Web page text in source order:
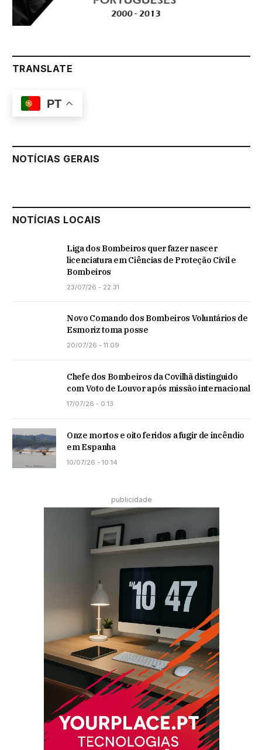
TRANSLATE
PT
NOTÍCIAS GERAIS
NOTÍCIAS LOCAIS
Liga dos Bombeiros quer fazer nascer
licenciatura em Ciências de Proteção Civil e
Bombeiros
23/07/26 - 22:31
Novo Comando dos Bombeiros Voluntários de
Esmoriz toma posse
20/07/26 - 11:09
Chefe dos Bombeiros da Covilhã distinguido
com Voto de Louvor após missão internacional
17/07/26 - 0:13
Onze mortos e oito feridos a fugir de incêndio
em Espanha
10/07/26 - 10:14
publicidade